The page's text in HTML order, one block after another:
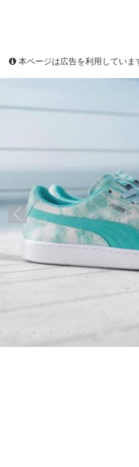
本ページは広告を利用していま